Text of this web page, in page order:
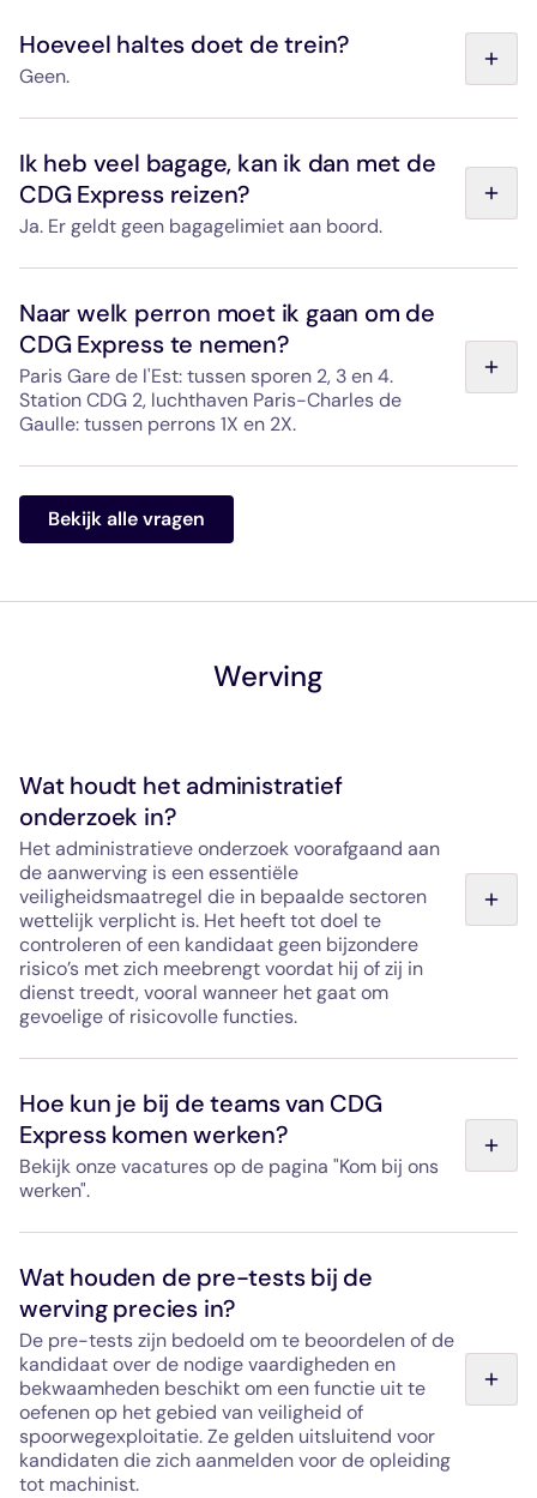
Hoeveel haltes doet de trein?
Geen.
l'Est naar de luchthaven Paris-Charles de Gaulle, zonder
tussenstops.
Ik heb veel bagage, kan ik dan met de
CDG Express reizen?
Ja. Er geldt geen bagagelimiet aan boord.
aan de zijkanten, die vanaf de zitplaatsen goed zichtbaar
zijn. Er zijn bagagevakken met bevestigingspunten voor
grote voorwerpen (fietsen, kinderwagens,
sportuitrusting, enz.). Bekijk onze pagina "Mijn bagage"
om uw reis in alle rust voor te bereiden.
Naar welk perron moet ik gaan om de
CDG Express te nemen?
Paris Gare de l'Est: tussen sporen 2, 3 en 4.
Station CDG 2, luchthaven Paris-Charles de
Gaulle: tussen perrons 1X en 2X.
stations duidelijk te herkennen dankzij duidelijke
bewegwijzering en herkenbare, speciaal daarvoor
bestemde zones.
Bekijk alle vragen
Werving
Wat houdt het administratief
onderzoek in?
Het administratieve onderzoek voorafgaand aan
de aanwerving is een essentiële
veiligheidsmaatregel die in bepaalde sectoren
wettelijk verplicht is. Het heeft tot doel te
controleren of een kandidaat geen bijzondere
risico’s met zich meebrengt voordat hij of zij in
dienst treedt, vooral wanneer het gaat om
gevoelige of risicovolle functies.
(nationale dienst voor administratieve
veiligheidsonderzoeken), die onder het Ministerie van
Binnenlandse Zaken valt. Ze heeft betrekking op
bepaalde beroepen waarvoor een toegangsvergunning
voor gevoelige locaties vereist is of waarbij gevoelige
een rijopleiding vereist is en de onderhoudsfuncties aan
het rollend materieel.
Hoe kun je bij de teams van CDG
Express komen werken?
Bekijk onze vacatures op de pagina "Kom bij ons
werken".
personeel aan voor de start van de dienst, die gepland
staat voor maart 2027. De beschikbare vacatures
(bestuurder, onderhoud, receptie, toezicht) zijn te vinden
via de pagina "Kom bij ons werken" of door rechtstreeks
contact op te nemen met de HR-afdeling via het
contactformulier op de pagina "Neem contact met ons
op".
Wat houden de pre-tests bij de
werving precies in?
De pre-tests zijn bedoeld om te beoordelen of de
kandidaat over de nodige vaardigheden en
bekwaamheden beschikt om een functie uit te
oefenen op het gebied van veiligheid of
spoorwegexploitatie. Ze gelden uitsluitend voor
kandidaten die zich aanmelden voor de opleiding
tot machinist.